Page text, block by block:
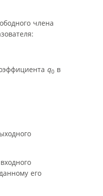
члена
q0 в
его